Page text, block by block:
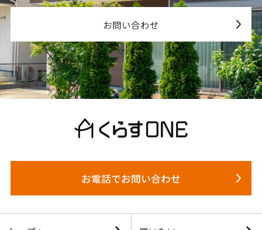
お問い合わせ
お電話でお問い合わせ